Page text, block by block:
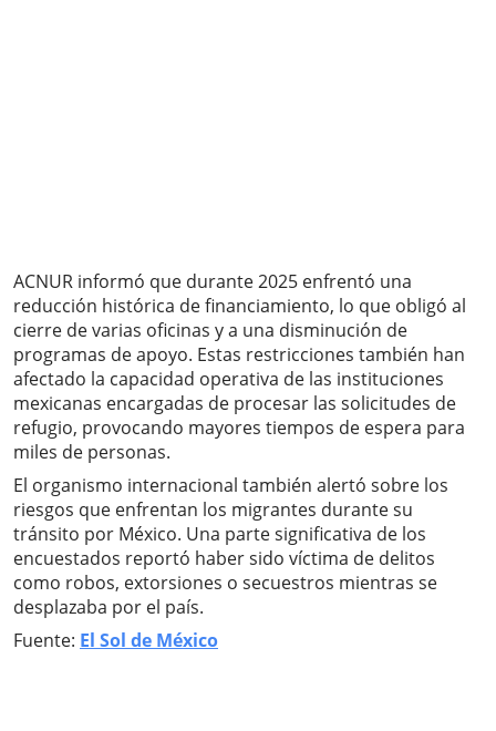
ACNUR informó que durante 2025 enfrentó una
reducción histórica de financiamiento, lo que obligó al
cierre de varias oficinas y a una disminución de
programas de apoyo. Estas restricciones también han
afectado la capacidad operativa de las instituciones
mexicanas encargadas de procesar las solicitudes de
refugio, provocando mayores tiempos de espera para
miles de personas.
El organismo internacional también alertó sobre los
riesgos que enfrentan los migrantes durante su
tránsito por México. Una parte significativa de los
encuestados reportó haber sido víctima de delitos
como robos, extorsiones o secuestros mientras se
desplazaba por el país.
Fuente: El Sol de México